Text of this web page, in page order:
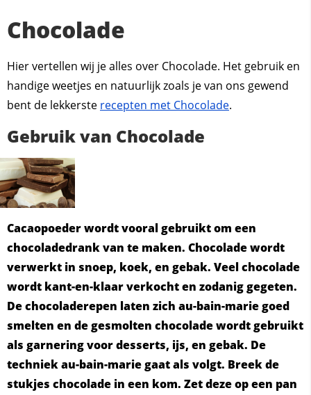
Chocolade
Hier vertellen wij je alles over Chocolade. Het gebruik en
handige weetjes en natuurlijk zoals je van ons gewend
bent de lekkerste recepten met Chocolade.
Gebruik van Chocolade
Cacaopoeder wordt vooral gebruikt om een
chocoladedrank van te maken. Chocolade wordt
verwerkt in snoep, koek, en gebak. Veel chocolade
wordt kant-en-klaar verkocht en zodanig gegeten.
De chocoladerepen laten zich au-bain-marie goed
smelten en de gesmolten chocolade wordt gebruikt
als garnering voor desserts, ijs, en gebak. De
techniek au-bain-marie gaat als volgt. Breek de
stukjes chocolade in een kom. Zet deze op een pan